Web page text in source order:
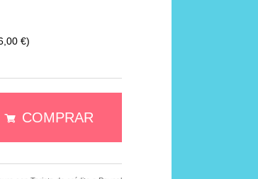
€)
COMPRAR